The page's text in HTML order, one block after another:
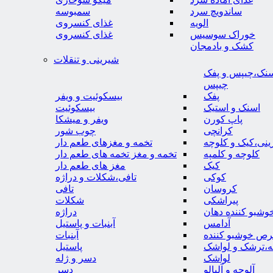
ساندویچ سرد
الویه
خوراک سوسیس
کشک و بادمجان
سمبوسه
غذای کنسروی
غذای کنسروی
شیرینی و تنقلات
و پفک
چیپس
پفک
اسنک و استیک
پاپ کورن
کرانچی
و کلوچه
کلوچه و کلمپه
کیک
کوکی
کروسان
پیراشکی
کننده دهان
آدامس
خوشبو کننده
و لواشک
لواشک
آلوچه و آلبالو
بیسکوئیت و ویفر
بیسکوئیت
ویفر و میشکا
چوب شور
تخمه و مغزهای طعم دار
تخمه و مغز تخمه های طعم دار
مغز های طعم دار
تافی،شکلات و دراژه
تافی
شکلات
دراژه
آبنبات و پاستیل
آبنبات
پاستیل
دسر و ژله
دسر